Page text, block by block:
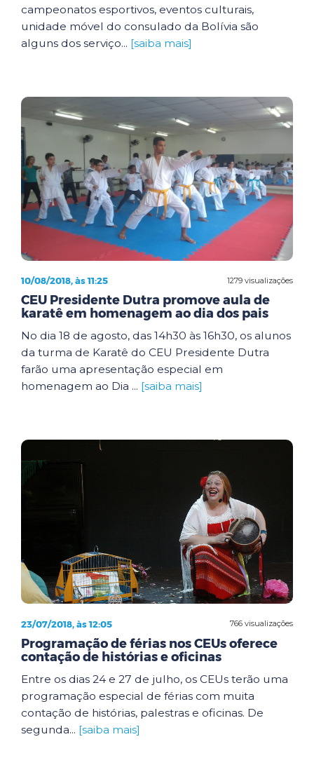
campeonatos esportivos, eventos culturais,
unidade móvel do consulado da Bolívia são
alguns dos serviço... [saiba mais]
1279 visualizações
10/08/2018, às 11:25
CEU Presidente Dutra promove aula de
karatê em homenagem ao dia dos pais
No dia 18 de agosto, das 14h30 às 16h30, os alunos
da turma de Karatê do CEU Presidente Dutra
farão uma apresentação especial em
homenagem ao Dia ... [saiba mais]
766 visualizações
23/07/2018, às 12:05
Programação de férias nos CEUs oferece
contação de histórias e oficinas
Entre os dias 24 e 27 de julho, os CEUs terão uma
programação especial de férias com muita
contação de histórias, palestras e oficinas. De
segunda... [saiba mais]